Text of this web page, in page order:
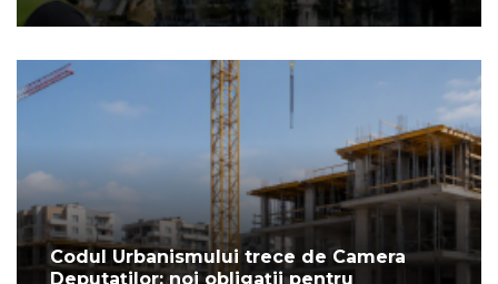
Codul Urbanismului trece de Camera
Deputaților: noi obligații pentru